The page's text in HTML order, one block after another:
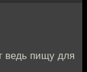
ведь пищу для